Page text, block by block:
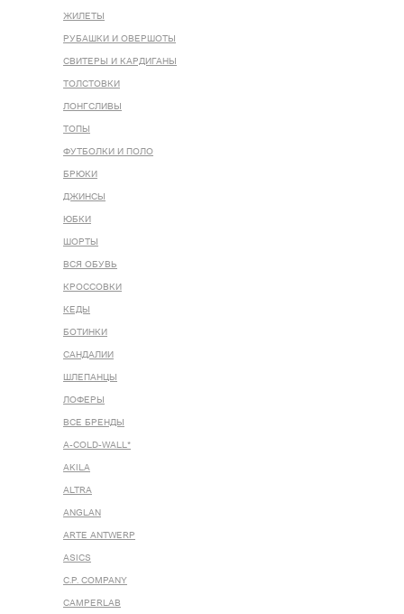
ЖИЛЕТЫ
РУБАШКИ И ОВЕРШОТЫ
СВИТЕРЫ И КАРДИГАНЫ
ТОЛСТОВКИ
ЛОНГСЛИВЫ
ТОПЫ
ФУТБОЛКИ И ПОЛО
БРЮКИ
ДЖИНСЫ
ЮБКИ
ШОРТЫ
ВСЯ ОБУВЬ
КРОССОВКИ
КЕДЫ
БОТИНКИ
САНДАЛИИ
ШЛЕПАНЦЫ
ЛОФЕРЫ
ВСЕ БРЕНДЫ
A-COLD-WALL*
AKILA
ALTRA
ANGLAN
ARTE ANTWERP
ASICS
C.P. COMPANY
CAMPERLAB